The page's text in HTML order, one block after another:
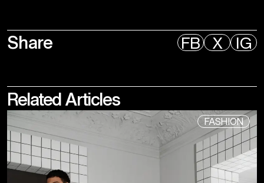
Share FB X IG
Related Articles
FASHION